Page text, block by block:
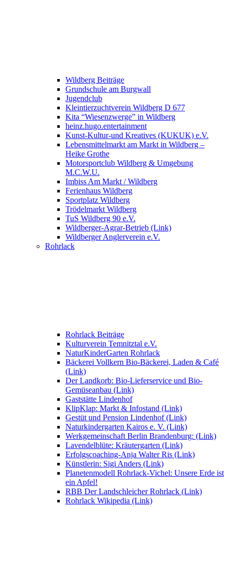
Wildberg Beiträge
Grundschule am Burgwall
Jugendclub
Kleintierzuchtverein Wildberg D 677
Kita “Wiesenzwerge” in Wildberg
heinz.hugo.entertainment
Kunst-Kultur-und Kreatives (KUKUK) e.V.
Lebensmittelmarkt am Markt in Wildberg –
Heike Grothe
Motorsportclub Wildberg & Umgebung
M.C.W.U.
Imbiss Am Markt / Wildberg
Ferienhaus Wildberg
Sportplatz Wildberg
Trödelmarkt Wildberg
TuS Wildberg 90 e.V.
Wildberger-Agrar-Betrieb (Link)
Wildberger Anglerverein e.V.
Rohrlack
Rohrlack Beiträge
Kulturverein Temnitztal e.V.
NaturKinderGarten Rohrlack
Bäckerei Vollkern Bio-Bäckerei, Laden & Café
(Link)
Der Landkorb: Bio-Lieferservice und Bio-
Gemüseanbau (Link)
Gaststätte Lindenhof
KlipKlap: Markt & Infostand (Link)
Gestüt und Pension Lindenhof (Link)
Naturkindergarten Kairos e. V. (Link)
Werkgemeinschaft Berlin Brandenburg: (Link)
Lavendelblüte: Kräutergarten (Link)
Erfolgscoaching-Anja Walter Ris (Link)
Künstlerin: Sigi Anders (Link)
Planetenmodell Rohrlack-Vichel: Unsere Erde ist
ein Apfel!
RBB Der Landschleicher Rohrlack (Link)
Rohrlack Wikipedia (Link)